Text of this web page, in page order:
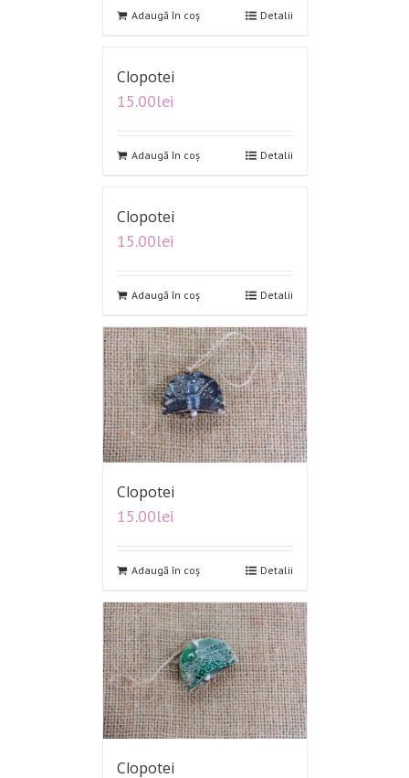
Adaugă în coș Detalii
Clopotei
15.00lei
Adaugă în coș Detalii
Clopotei
15.00lei
Adaugă în coș Detalii
Clopotei
15.00lei
Adaugă în coș Detalii
Clopotei